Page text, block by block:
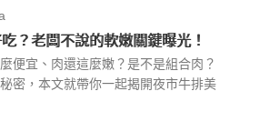
？老闆不說的軟嫩關鍵曝光！
便宜、肉還這麼嫩？是不是組合肉？
密，本文就帶你一起揭開夜市牛排美